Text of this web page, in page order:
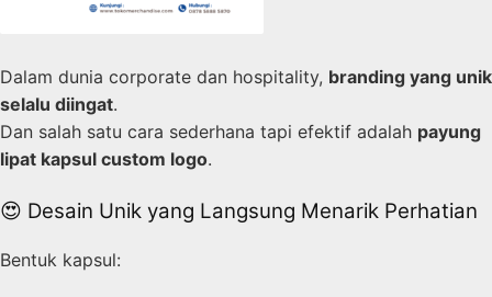
Dalam dunia corporate dan hospitality, branding yang unik
selalu diingat.
Dan salah satu cara sederhana tapi efektif adalah payung
lipat kapsul custom logo.
😍 Desain Unik yang Langsung Menarik Perhatian
Bentuk kapsul: